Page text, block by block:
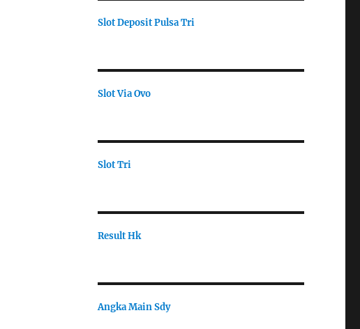
Slot Deposit Pulsa Tri
Slot Via Ovo
Slot Tri
Result Hk
Angka Main Sdy